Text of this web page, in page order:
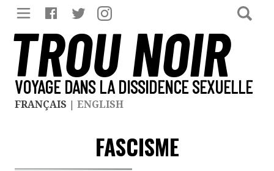
TROU NOIR
VOYAGE DANS LA DISSIDENCE SEXUELLE
FRANÇAIS | ENGLISH
FASCISME